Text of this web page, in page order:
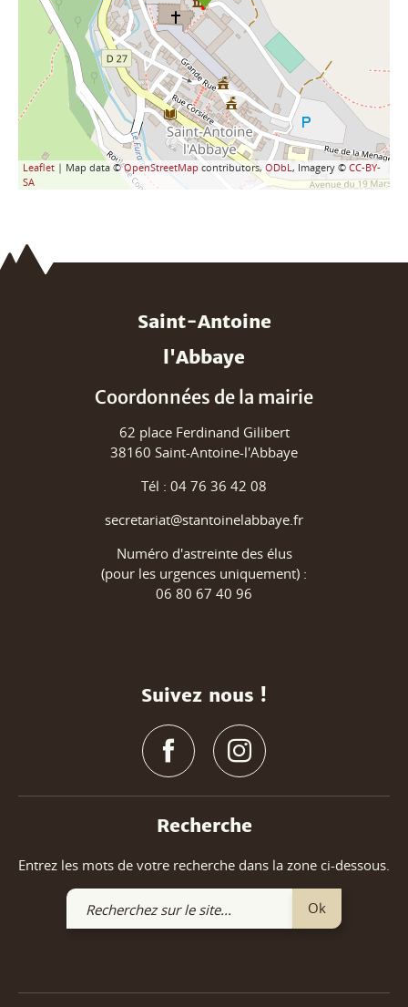
Leaflet | Map data ©OpenStreetMap contributors, ODbL, Imagery © CC-BY-
SA
Saint-Antoine
l'Abbaye
Coordonnées de la mairie
62 place Ferdinand Gilibert
38160 Saint-Antoine-l'Abbaye
Tél : 04 76 36 42 08
secretariat@stantoinelabbaye.fr
Numéro d'astreinte des élus
(pour les urgences uniquement) :
06 80 67 40 96
Suivez nous !
Recherche
Entrez les mots de votre recherche dans la zone ci-dessous.
Recherchez
sur
Ok